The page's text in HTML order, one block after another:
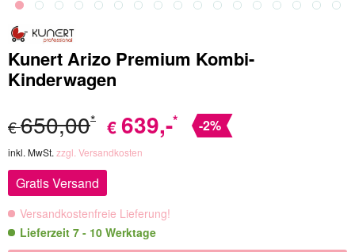
Kunert Arizo Premium Kombi-
Kinderwagen
€650,00* € 639,-* -2%
inkl. MwSt. zzgl. Versandkosten
Gratis Versand
Versandkostenfreie Lieferung!
Lieferzeit 7 - 10 Werktage